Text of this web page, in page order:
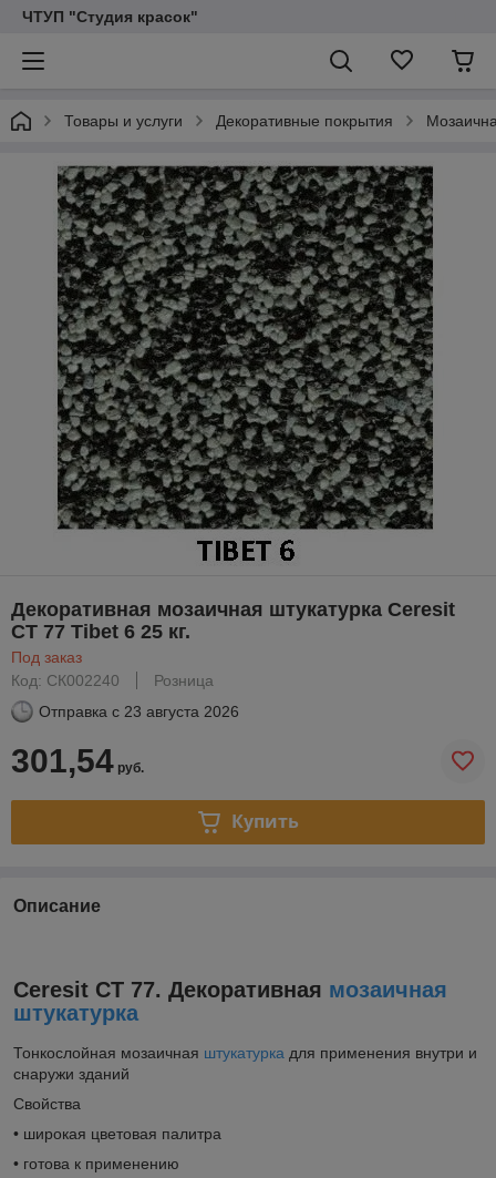
ЧТУП "Студия красок"
Товары и услуги Декоративные покрытия
Декоративная мозаичная штукатурка Ceresit
CT 77 Tibet 6 25 кг.
Под заказ
Код: СК002240
Розница
Отправка с 23 августа 2026
301,54 руб.
Купить
Описание
Ceresit CT 77. Декоративная мозаичная
штукатурка
Тонкослойная мозаичная штукатурка для применения внутри и
снаружи зданий
Свойства
• широкая цветовая палитра
• готова к применению